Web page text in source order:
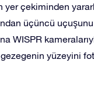
yer çekiminden
üçüncü
WISPR
gezegenin yüzeyini